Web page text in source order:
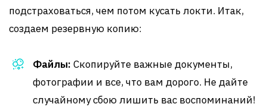
подстраховаться, чем потом кусать локти. Итак,
создаем резервную копию:
Файлы: Скопируйте важные документы,
фотографии и все, что вам дорого. Не дайте
случайному сбою лишить вас воспоминаний!